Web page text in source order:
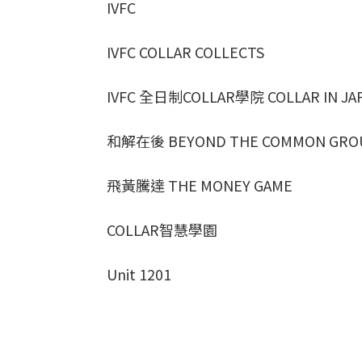
IVFC
IVFC COLLAR COLLECTS
IVFC 全日制COLLAR學院 COLLAR IN
和解在後 BEYOND THE COMMON
飛黃騰達 THE MONEY GAME
COLLAR智慧學園
Unit 1201